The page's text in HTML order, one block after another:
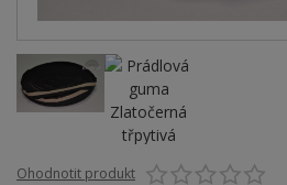
Ohodnotit produkt